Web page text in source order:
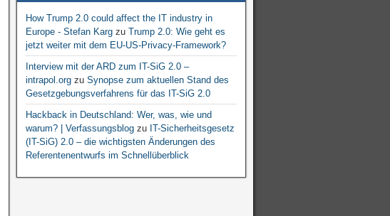
How Trump 2.0 could affect the IT industry in
Europe - Stefan Kargzu Trump 2.0: Wie geht es
jetzt weiter mit dem EU-US-Privacy-Framework?
Interview mit der ARD zum IT-SiG 2.0 –
intrapol.orgzu Synopse zum aktuellen Stand des
Gesetzgebungsverfahrens für das IT-SiG 2.0
Hackback in Deutschland: Wer, was, wie und
warum? | Verfassungsblogzu IT-Sicherheitsgesetz
(IT-SiG) 2.0 – die wichtigsten Änderungen des
Referentenentwurfs im Schnellüberblick